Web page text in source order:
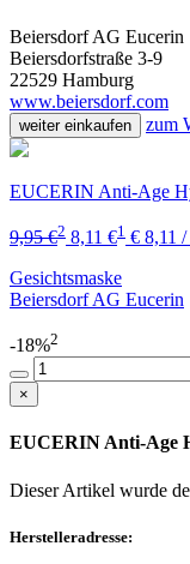
Beiersdorf AG Eucerin
Beiersdorfstraße 3-9
22529 Hamburg
www.beiersdorf.com
weiter einkaufen zum
EUCERIN Anti-Age
9,95 €2 8,11 €1 € 8,11 /
Gesichtsmaske
Beiersdorf AG Eucerin
-18%2
×
EUCERIN Anti-Age
Dieser Artikel wurde
Herstelleradresse: